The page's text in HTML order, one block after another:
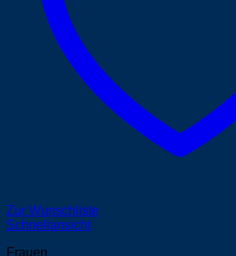
Zur Wunschliste
Schnellansicht
Frauen